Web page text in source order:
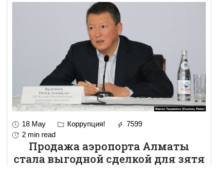
18 May Коррупция!
7599
2 min read
Продажа аэропорта Алматы
стала выгодной сделкой для зятя